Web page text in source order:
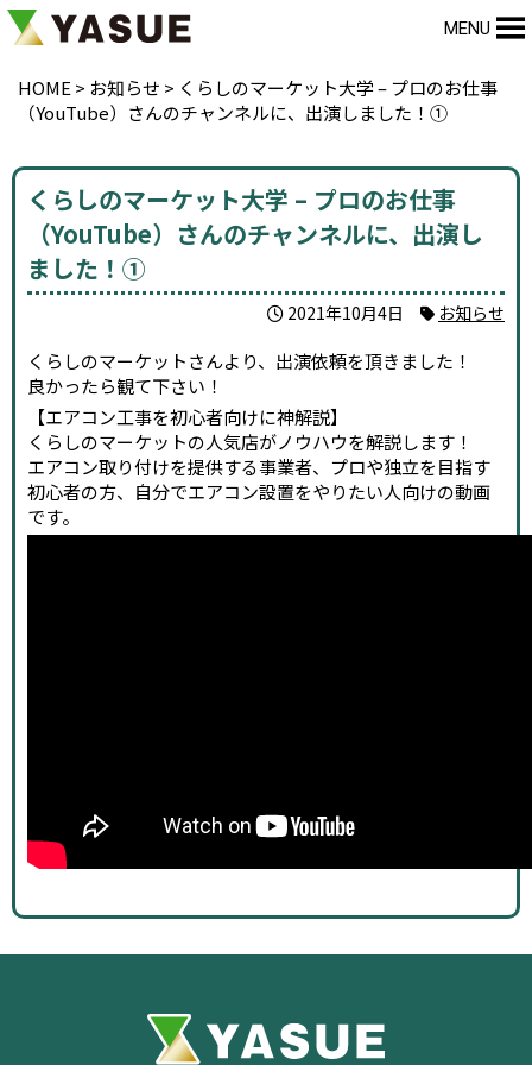
MENU
HOME > お知らせ > くらしのマーケット大学 – プロのお仕事
（YouTube）さんのチャンネルに、出演しました！①
くらしのマーケット大学 – プロのお仕事
（YouTube）さんのチャンネルに、出演し
ました！①
2021年10月4日 お知らせ
くらしのマーケットさんより、出演依頼を頂きました！
良かったら観て下さい！
【エアコン工事を初心者向けに神解説】
くらしのマーケットの人気店がノウハウを解説します！
エアコン取り付けを提供する事業者、プロや独立を目指す
初心者の方、自分でエアコン設置をやりたい人向けの動画
です。